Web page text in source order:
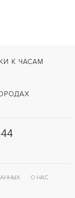
К ЧАСАМ
О НАС